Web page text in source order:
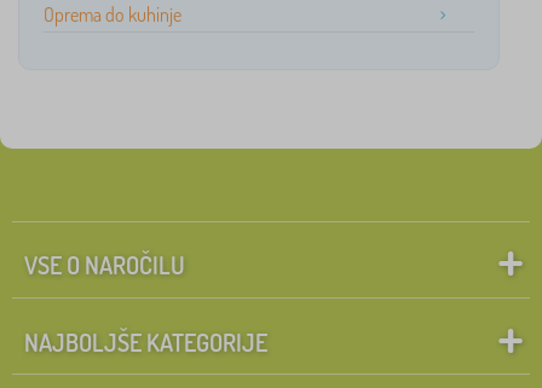
Oprema do kuhinje
VSE O NAROČILU
NAJBOLJŠE KATEGORIJE